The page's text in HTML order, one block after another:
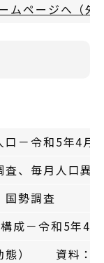
ムページへ（外
口－令和5年4
、毎月人口異
勢調査
構成－令和5年
態） 資料：